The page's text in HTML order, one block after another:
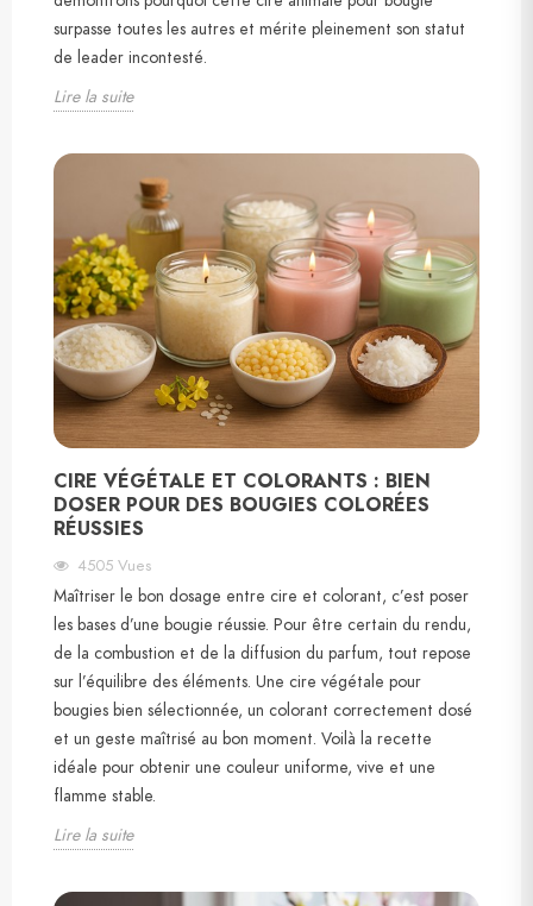
surpasse toutes les autres et mérite pleinement son statut
de leader incontesté.
Lire la suite
CIRE VÉGÉTALE ET COLORANTS : BIEN
DOSER POUR DES BOUGIES COLORÉES
RÉUSSIES
4505 Vues
Maîtriser le bon dosage entre cire et colorant, c’est poser
les bases d’une bougie réussie. Pour être certain du rendu,
de la combustion et de la diffusion du parfum, tout repose
sur l’équilibre des éléments. Une cire végétale pour
bougies bien sélectionnée, un colorant correctement dosé
et un geste maîtrisé au bon moment. Voilà la recette
idéale pour obtenir une couleur uniforme, vive et une
flamme stable.
Lire la suite